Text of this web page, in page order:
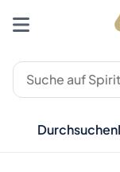
Durchsuchen